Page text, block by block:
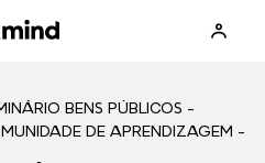
BENS PÚBLICOS -
DE APRENDIZAGEM -